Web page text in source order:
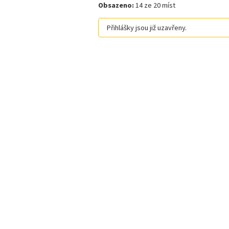
Obsazeno:14 ze 20 míst
Přihlášky jsou již uzavřeny.